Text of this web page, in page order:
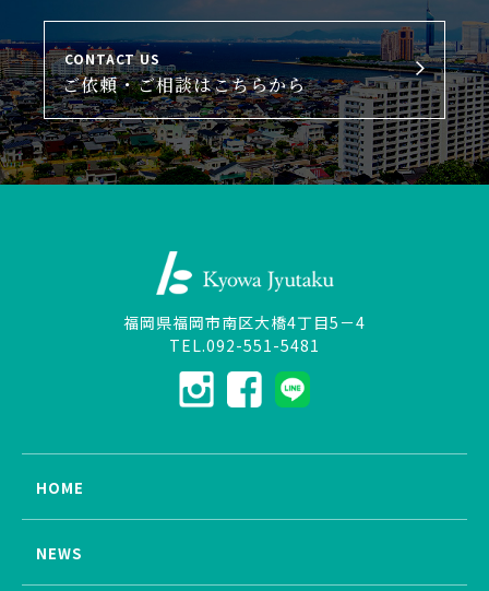
CONTACT US
ご依頼・ご相談はこちらから
福岡県福岡市南区大橋4丁目5－4
TEL.092-551-5481
HOME
NEWS